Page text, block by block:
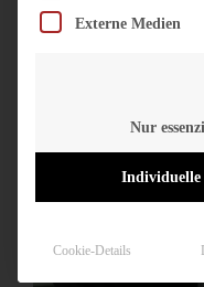
Externe Medien
Nur
Individuelle
Cookie-Details